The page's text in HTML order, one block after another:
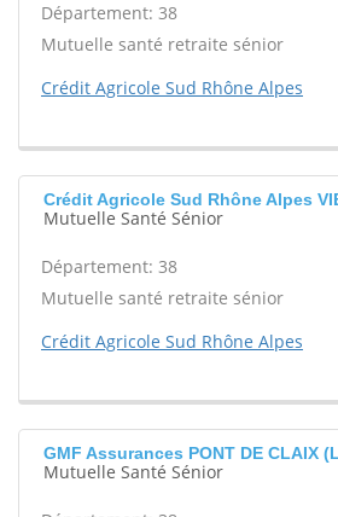
Département: 38
Mutuelle santé retraite sénior
Crédit Agricole Sud Rhône Alpes
Crédit Agricole Sud Rhône Alpes
Mutuelle Santé Sénior
Département: 38
Mutuelle santé retraite sénior
Crédit Agricole Sud Rhône Alpes
GMF Assurances PONT DE CLAIX
Mutuelle Santé Sénior